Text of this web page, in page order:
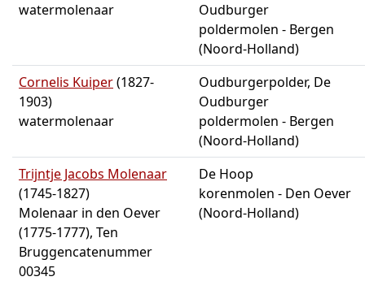
watermolenaar
Oudburger
poldermolen - Bergen
(Noord-Holland)
Cornelis Kuiper(1827-
1903)
watermolenaar
Oudburgerpolder, De
Oudburger
poldermolen - Bergen
(Noord-Holland)
Trijntje Jacobs Molenaar
(1745-1827)
Molenaar in den Oever
(1775-1777), Ten
Bruggencatenummer
00345
De Hoop
korenmolen - Den Oever
(Noord-Holland)